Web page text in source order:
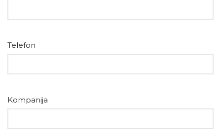
Telefon
Kompanija